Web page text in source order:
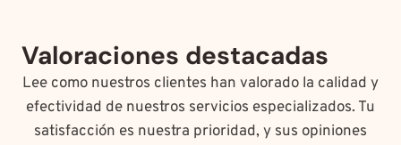
Valoraciones destacadas
Lee como nuestros clientes han valorado la calidad y
efectividad de nuestros servicios especializados. Tu
satisfacción es nuestra prioridad, y sus opiniones